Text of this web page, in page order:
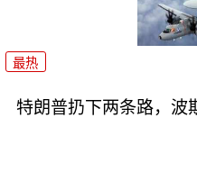
最热
特朗普扔下两条路，波